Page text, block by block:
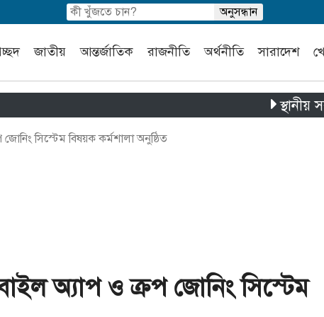
জাতীয় আন্তর্জাতিক রাজনীতি অর্থনীতি সারাদেশ
স্থানীয় সরকার
সিস্টেম বিষয়ক কর্মশালা অনুষ্ঠিত
অ্যাপ ও ক্রপ জোনিং সিস্টেম